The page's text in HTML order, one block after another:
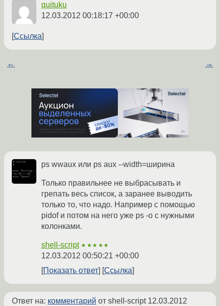
quituku
12.03.2012 00:18:17 +00:00
Ссылка
← →
ps wwaux или ps aux --width=ширина
Только правильнее не выбрасывать и
грепать весь список, а заранее выводить
только то, что надо. Например с помощью
pidof и потом на него уже ps -o с нужными
колонками.
shell-script ★★★★★
12.03.2012 00:50:21 +00:00
Показать ответ
Ссылка
Ответ на: комментарий от shell-script 12.03.2012